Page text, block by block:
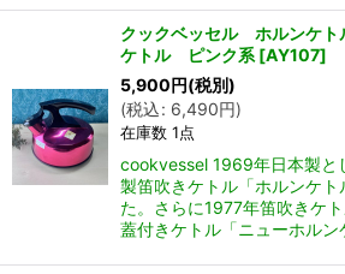
クックベッセル ホルンケ
ケトル ピンク系 [AY107]
5,900円(税別)
(税込: 6,490円)
在庫数 1点
cookvessel 1969年日本製と
製笛吹きケトル「ホルンケト
た。さらに1977年笛吹きケ
蓋付きケトル「ニューホル